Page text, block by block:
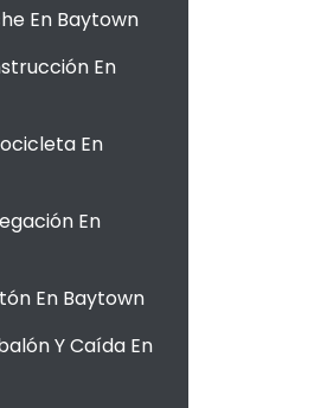
En Baytown
En
En
En
En Baytown
Y Caída En